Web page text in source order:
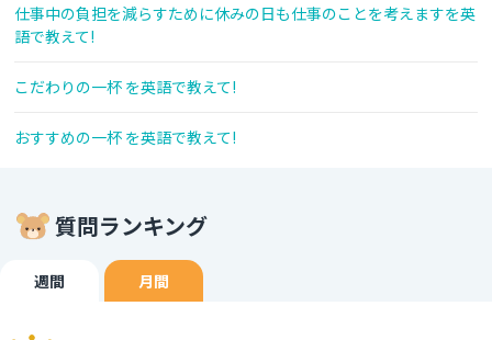
仕事中の負担を減らすために休みの日も仕事のことを考えますを英
語で教えて!
こだわりの一杯 を英語で教えて!
おすすめの一杯 を英語で教えて!
質問ランキング
週間 月間